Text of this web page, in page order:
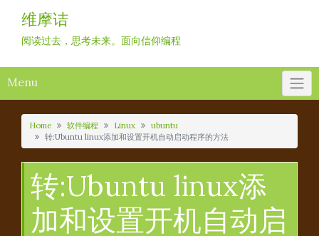
content
维摩诘
阅读过去，思考未来。面向信仰编程
Menu
Home 软件编程 Linux
ubuntu
转:Ubuntu linux添加和设置开机自动启动程序的方法
转:Ubuntu linux添
加和设置开机自动启